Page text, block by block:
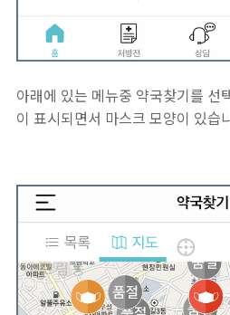
아래에 있는 메뉴중 약국찾기를 선
이 표시되면서 마스크 모양이 있습